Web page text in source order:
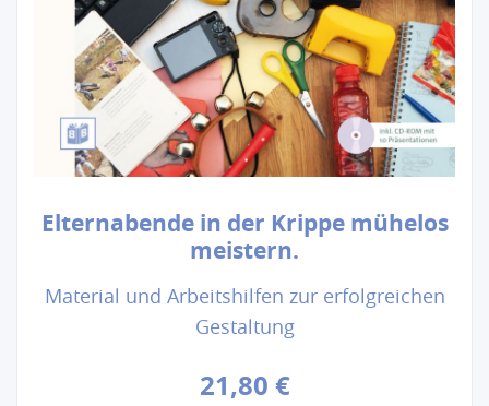
Elternabende in der Krippe mühelos
meistern.
Material und Arbeitshilfen zur erfolgreichen
Gestaltung
21,80 €